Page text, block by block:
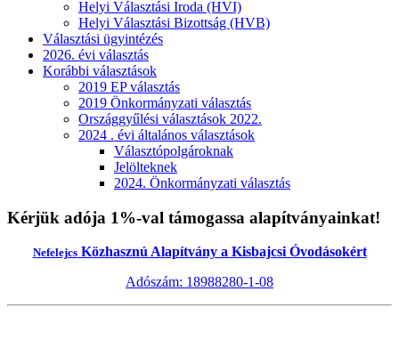
Helyi Választási Iroda (HVI)
Helyi Választási Bizottság (HVB)
Választási ügyintézés
2026. évi választás
Korábbi választások
2019 EP választás
2019 Önkormányzati választás
Országgyűlési választások 2022.
2024 . évi általános választások
Választópolgároknak
Jelölteknek
2024. Önkormányzati választás
Kérjük adója 1%-val támogassa alapítványainkat!
NefelejcsKözhasznú Alapítvány a Kisbajcsi Óvodásokért
Adószám: 18988280-1-08